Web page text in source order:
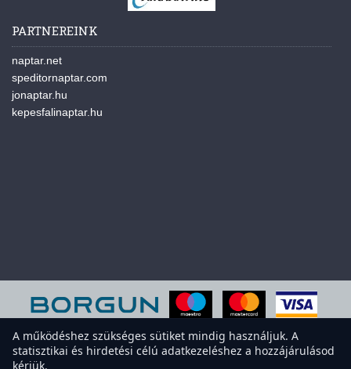
PARTNEREINK
naptar.net
speditornaptar.com
jonaptar.hu
kepesfalinaptar.hu
A működéshez szükséges sütiket mindig használjuk. A
statisztikai és hirdetési célú adatkezeléshez a hozzájárulásod
kérjük.A weboldal sütiket használ a felhasználói élmény javítása érdekében.